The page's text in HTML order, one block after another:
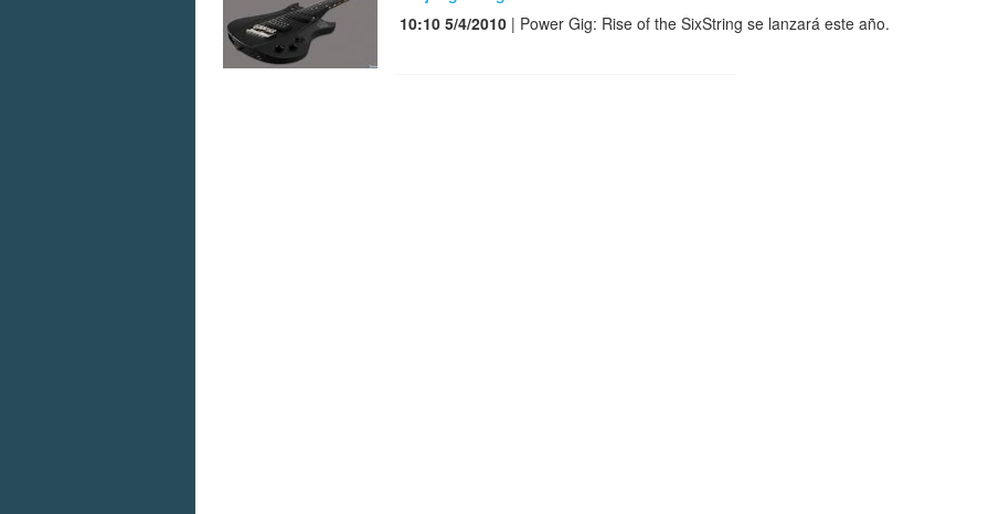
10:10 5/4/2010 | Power Gig: Rise of the SixString se lanzará este año.